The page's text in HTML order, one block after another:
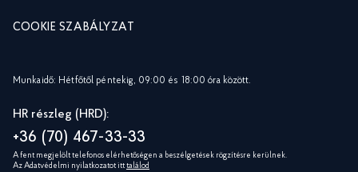
COOKIE SZABÁLYZAT
Munkaidő: Hétfőtől péntekig, 09:00 és 18:00 óra között.
HR részleg (HRD):
+36 (70) 467-33-33
A fent megjelölt telefonos elérhetőségen a beszélgetések rögzítésre kerülnek.
Az Adatvédelmi nyilatkozatot itt találod